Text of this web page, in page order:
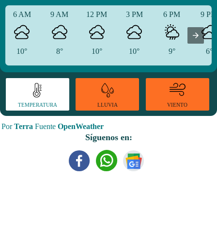
6 AM
10°
9 AM
8°
12 PM
10°
3 PM
10°
6 PM
9°
9
6°
TEMPERATURA LLUVIA VIENTO
PorTerra Fuente OpenWeather
Síguenos en: